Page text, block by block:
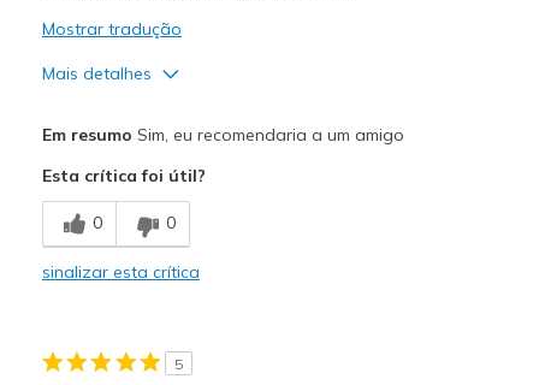
Mostrar tradução
Mais detalhes
Contras
Need Break In
Poor Cushioning
Walking
Em resumo Sim, eu recomendaria a um amigo
Esta crítica foi útil?
0 0
sinalizar esta crítica
5